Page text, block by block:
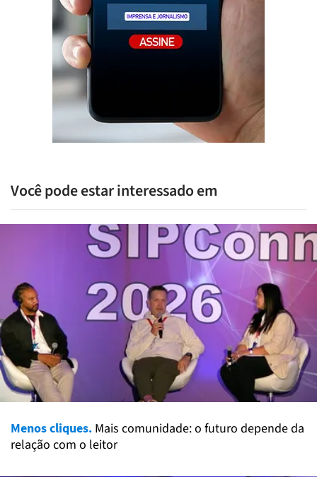
Você pode estar interessado em
Menos cliques. Mais comunidade: o futuro depende da
relação com o leitor